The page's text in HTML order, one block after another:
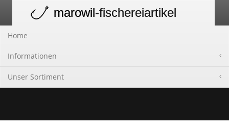
navigation
marowil-fischereiartikel
Home
Informationen
Unser Sortiment